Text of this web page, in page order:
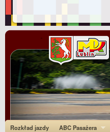
Rozkład jazdy ABC Pasażera